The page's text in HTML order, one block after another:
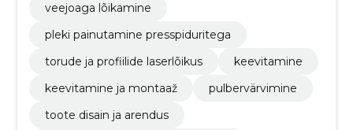
veejoaga lõikamine
pleki painutamine presspiduritega
torude ja profiilide laserlõikus
keevitamine
keevitamine ja montaaž
pulbervärvimine
toote disain ja arendus